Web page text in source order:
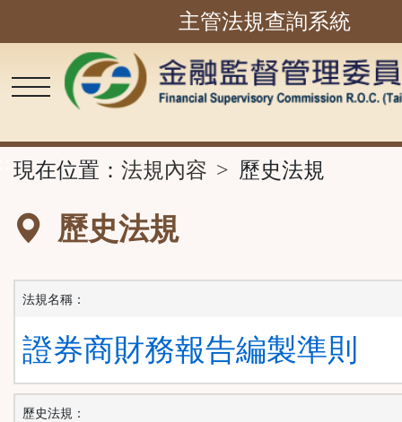
內
容
主管法規查詢系統
現在位置： 法規內容 歷史法規
歷史法規
法規名稱：
證券商財務報告編製準則
歷史法規：